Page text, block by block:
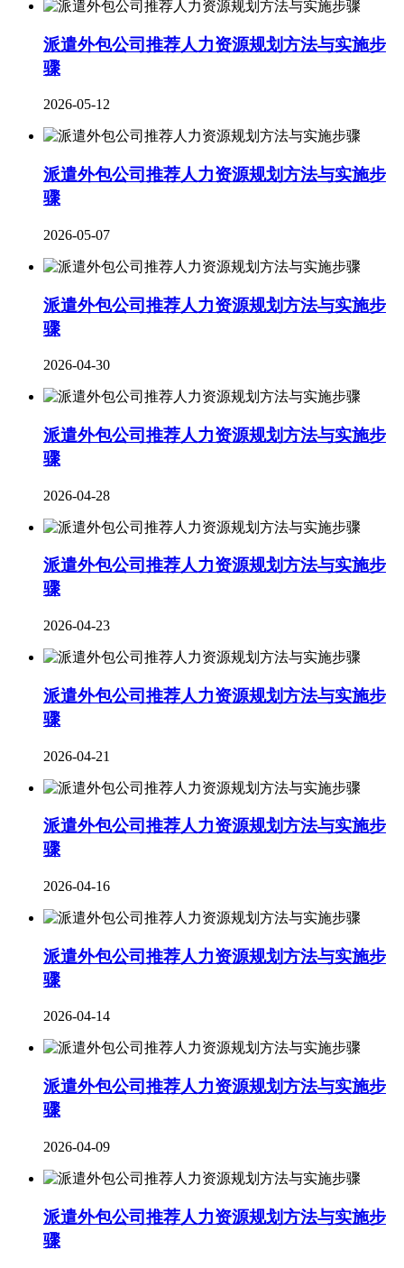
派遣外包公司推荐人力资源规划方法与实施步
骤
2026-05-12
派遣外包公司推荐人力资源规划方法与实施步
骤
2026-05-07
派遣外包公司推荐人力资源规划方法与实施步
骤
2026-04-30
派遣外包公司推荐人力资源规划方法与实施步
骤
2026-04-28
派遣外包公司推荐人力资源规划方法与实施步
骤
2026-04-23
派遣外包公司推荐人力资源规划方法与实施步
骤
2026-04-21
派遣外包公司推荐人力资源规划方法与实施步
骤
2026-04-16
派遣外包公司推荐人力资源规划方法与实施步
骤
2026-04-14
派遣外包公司推荐人力资源规划方法与实施步
骤
2026-04-09
派遣外包公司推荐人力资源规划方法与实施步
骤